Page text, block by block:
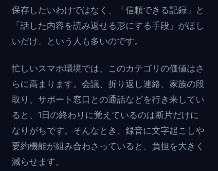
保存したいわけではなく、「信頼できる記録」と
「話した内容を読み返せる形にする手段」がほし
いだけ、という人も多いのです。
忙しいスマホ環境では、このカテゴリの価値はさ
らに高まります。会議、折り返し連絡、家族の段
取り、サポート窓口との通話などを行き来してい
ると、1日の終わりに覚えているのは断片だけに
なりがちです。そんなとき、録音に文字起こしや
要約機能が組み合わさっていると、負担を大きく
減らせます。